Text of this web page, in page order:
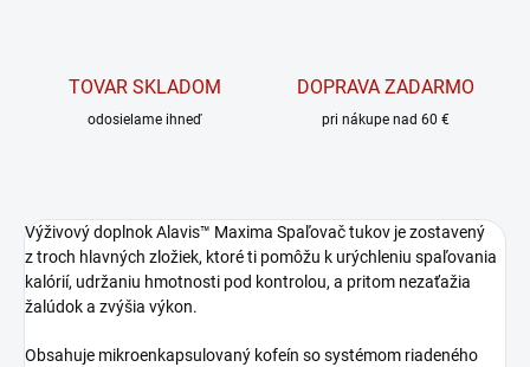
TOVAR SKLADOM
odosielame ihneď
DOPRAVA ZADARMO
pri nákupe nad 60 €
Výživový doplnok Alavis™ Maxima Spaľovač tukov je zostavený
z troch hlavných zložiek, ktoré ti pomôžu k urýchleniu spaľovania
kalórií, udržaniu hmotnosti pod kontrolou, a pritom nezaťažia
žalúdok a zvýšia výkon.
Obsahuje mikroenkapsulovaný kofeín so systémom riadeného